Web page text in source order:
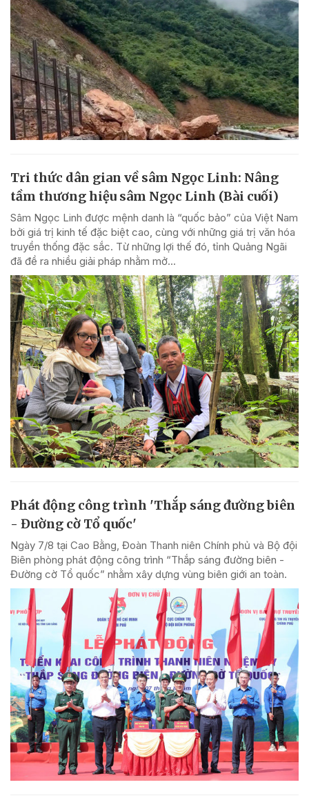
Tri thức dân gian về sâm Ngọc Linh: Nâng
tầm thương hiệu sâm Ngọc Linh (Bài cuối)
Sâm Ngọc Linh được mệnh danh là “quốc bảo” của Việt Nam
bởi giá trị kinh tế đặc biệt cao, cùng với những giá trị văn hóa
truyền thống đặc sắc. Từ những lợi thế đó, tỉnh Quảng Ngãi
đã đề ra nhiều giải pháp nhằm mở...
Phát động công trình 'Thắp sáng đường biên
- Đường cờ Tổ quốc'
Ngày 7/8 tại Cao Bằng, Đoàn Thanh niên Chính phủ và Bộ đội
Biên phòng phát động công trình “Thắp sáng đường biên -
Đường cờ Tổ quốc” nhằm xây dựng vùng biên giới an toàn.